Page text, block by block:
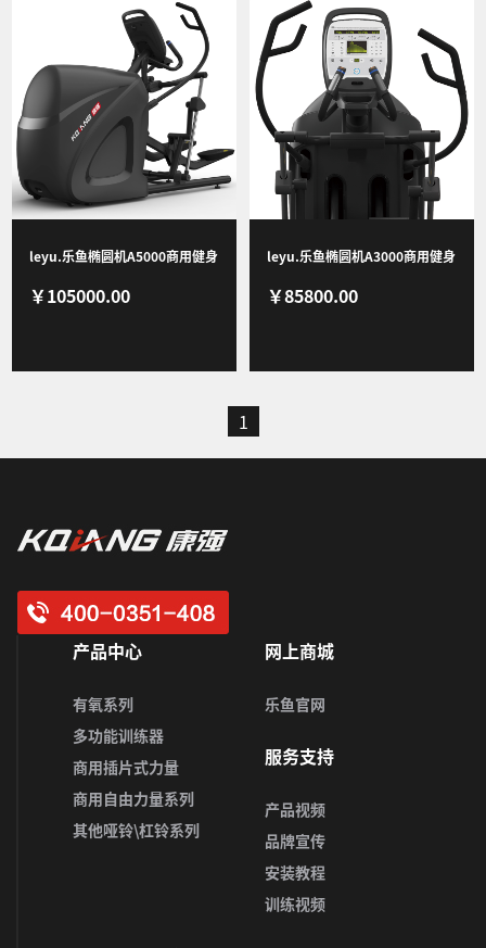
leyu.乐鱼椭圆机A5000商用健身
房有氧专业运动健身器械
￥105000.00
leyu.乐鱼椭圆机A3000商用健身
房有氧专业运动健身器械
￥85800.00
1
产品中心
有氧系列
多功能训练器
商用插片式力量
商用自由力量系列
其他哑铃\杠铃系列
网上商城
乐鱼官网
服务支持
产品视频
品牌宣传
安装教程
训练视频